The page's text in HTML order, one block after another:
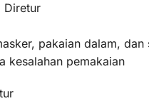
Diretur
pakaian dalam, dan
kesalahan pemakaian